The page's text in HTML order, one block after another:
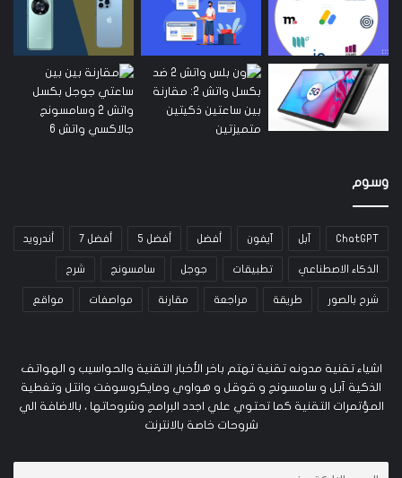
وسوم
ChatGPT آبل آيفون أفضل أفضل 5 أفضل 7 أندرويد
الذكاء الاصطناعي تطبيقات جوجل سامسونج شرح
شرح بالصور طريقة مراجعة مقارنة مواصفات مواقع
اشياء تقنية مدونه تقنية تهتم باخر الأخبار التقنية والحواسيب و الهواتف
الذكية آبل و سامسونج و قوقل و هواوي ومايكروسوفت وانتل وتغطية
المؤتمرات التقنية كما تحتوي علي اجدد البرامج وشروحاتها ، بالاضافة الي
شروحات خاصة بالانترنت